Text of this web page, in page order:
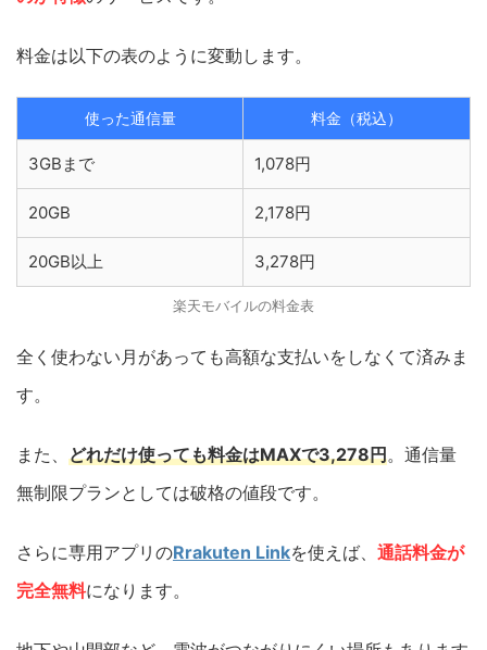
料金は以下の表のように変動します。
使った通信量 料金（税込）
3GBまで 1,078円
20GB 2,178円
20GB以上 3,278円
楽天モバイルの料金表
全く使わない月があっても高額な支払いをしなくて済みま
す。
また、 どれだけ使っても料金はMAXで3,278円。通信量
無制限プランとしては破格の値段です。
さらに専用アプリのRrakuten Linkを使えば、 通話料金が
完全無料になります。